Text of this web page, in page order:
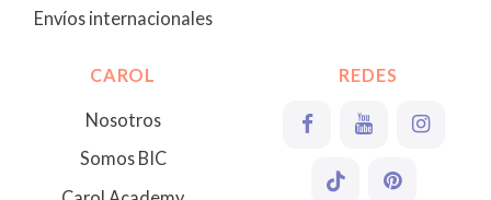
Envíos internacionales
CAROL
Nosotros
Somos BIC
REDES